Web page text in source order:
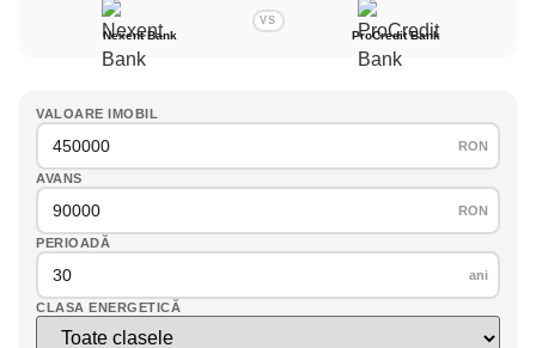
Nexent Bank
VS
ProCredit Bank
VALOARE IMOBIL
RON
AVANS
RON
PERIOADĂ
ani
CLASA ENERGETICĂ